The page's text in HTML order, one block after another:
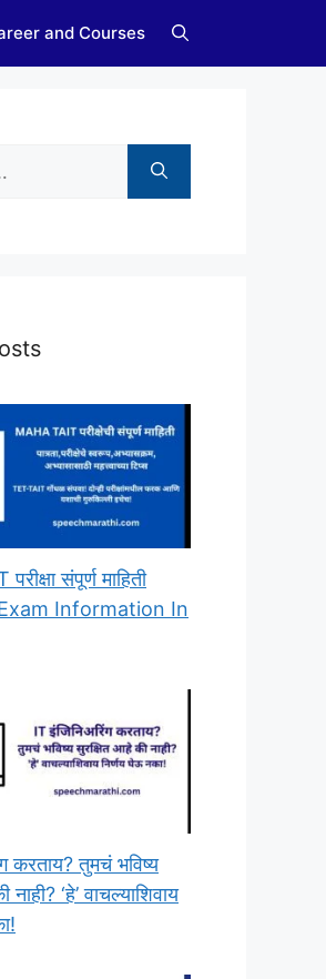
and Courses
संपूर्ण माहिती
Exam Information In
करताय? तुमचं भविष्य
‘हे’ वाचल्याशिवाय